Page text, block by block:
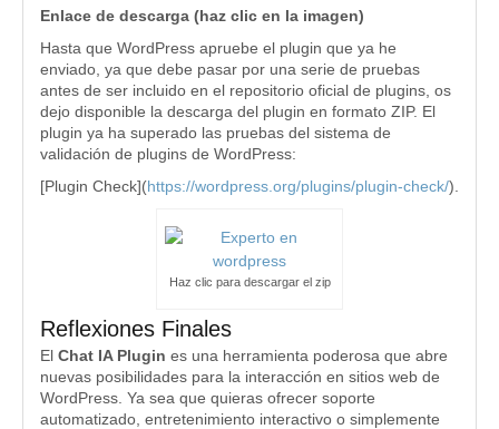
Enlace de descarga (haz clic en la imagen)
Hasta que WordPress apruebe el plugin que ya he
enviado, ya que debe pasar por una serie de pruebas
antes de ser incluido en el repositorio oficial de plugins, os
dejo disponible la descarga del plugin en formato ZIP. El
plugin ya ha superado las pruebas del sistema de
validación de plugins de WordPress:
[Plugin Check](https://wordpress.org/plugins/plugin-check/).
Haz clic para descargar el zip
Reflexiones Finales
El Chat IA Plugin es una herramienta poderosa que abre
nuevas posibilidades para la interacción en sitios web de
WordPress. Ya sea que quieras ofrecer soporte
automatizado, entretenimiento interactivo o simplemente